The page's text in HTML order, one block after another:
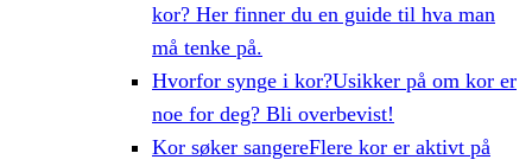
kor? Her finner du en guide til hva man
må tenke på.
Hvorfor synge i kor?Usikker på om kor er
noe for deg? Bli overbevist!
Kor søker sangereFlere kor er aktivt på